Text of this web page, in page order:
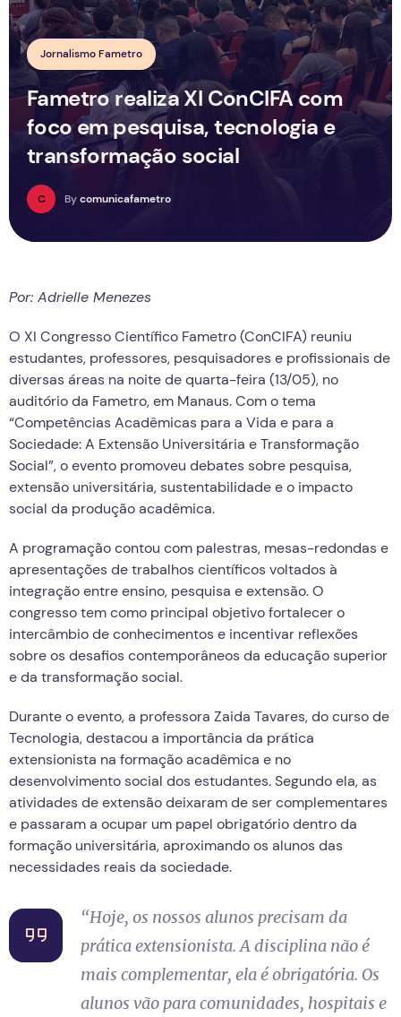
Jornalismo Fametro
Fametro realiza XI ConCIFA com
foco em pesquisa, tecnologia e
transformação social
C Bycomunicafametro
Por: Adrielle Menezes
O XI Congresso Científico Fametro (ConCIFA) reuniu
estudantes, professores, pesquisadores e profissionais de
diversas áreas na noite de quarta-feira (13/05), no
auditório da Fametro, em Manaus. Com o tema
“Competências Acadêmicas para a Vida e para a
Sociedade: A Extensão Universitária e Transformação
Social”, o evento promoveu debates sobre pesquisa,
extensão universitária, sustentabilidade e o impacto
social da produção acadêmica.
A programação contou com palestras, mesas-redondas e
apresentações de trabalhos científicos voltados à
integração entre ensino, pesquisa e extensão. O
congresso tem como principal objetivo fortalecer o
intercâmbio de conhecimentos e incentivar reflexões
sobre os desafios contemporâneos da educação superior
e da transformação social.
Durante o evento, a professora Zaida Tavares, do curso de
Tecnologia, destacou a importância da prática
extensionista na formação acadêmica e no
desenvolvimento social dos estudantes.Segundo ela, as
atividades de extensão deixaram de ser complementares
e passaram a ocupar um papel obrigatório dentro da
formação universitária, aproximando os alunos das
necessidades reais da sociedade.
“Hoje, os nossos alunos precisam da
prática extensionista. A disciplina não é
mais complementar, ela é obrigatória. Os
alunos vão para comunidades, hospitais e